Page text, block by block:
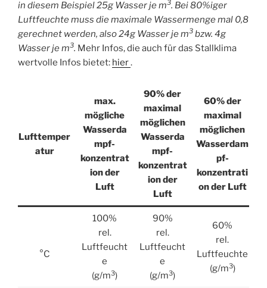
in diesem Beispiel 25g Wasser je m3. Bei 80%iger
Luftfeuchte muss die maximale Wassermenge mal 0,8
gerechnet werden, also 24g Wasser je m3 bzw. 4g
Wasser je m3. Mehr Infos, die auch für das Stallklima
wertvolle Infos bietet: hier.
Lufttemper
atur
max.
mögliche
Wasserda
mpf-
konzentrat
ion der
Luft
90% der
maximal
möglichen
Wasserda
mpf-
konzentrat
ion der
Luft
60% der
maximal
möglichen
Wasserdam
pf-
konzentrati
on der Luft
°C
100%
rel.
Luftfeucht
e
(g/m3)
90%
rel.
Luftfeucht
e
(g/m3)
60%
rel.
Luftfeuchte
(g/m3)